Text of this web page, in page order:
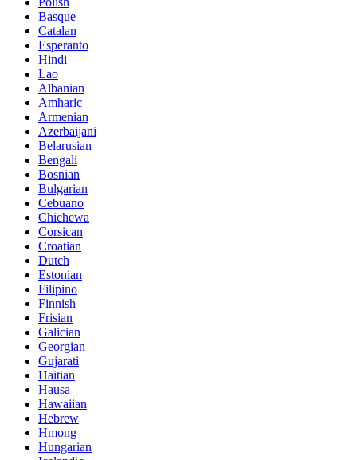
Basque
Catalan
Esperanto
Hindi
Lao
Albanian
Amharic
Armenian
Azerbaijani
Belarusian
Bengali
Bosnian
Bulgarian
Cebuano
Chichewa
Corsican
Croatian
Dutch
Estonian
Filipino
Finnish
Frisian
Galician
Georgian
Gujarati
Haitian
Hausa
Hawaiian
Hebrew
Hmong
Hungarian